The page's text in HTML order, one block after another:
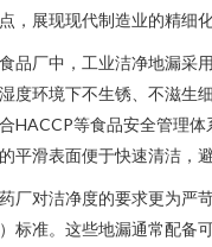
，展现现代制造业的精细化
品厂中，工业洁净地漏采
度环境下不生锈、不滋生
HACCP等食品安全管理
平滑表面便于快速清洁，
厂对洁净度的要求更为严
标准。这些地漏通常配备